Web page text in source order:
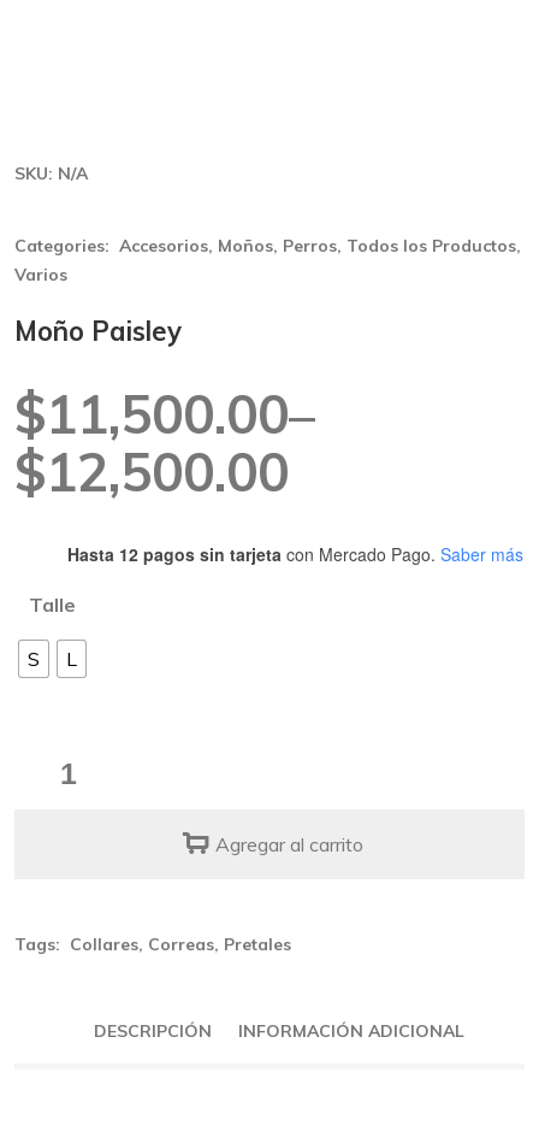
SKU: N/A
Categories: Accesorios, Moños, Perros, Todos los Productos,
Varios
Moño Paisley
$11,500.00–
$12,500.00
Rango
de
desde
$11,500.00
$12,500.00
Hasta 12 pagos sin tarjeta con Mercado Pago. Saber más
Talle
S L
Paisley
Agregar al carrito
Tags: Collares, Correas, Pretales
DESCRIPCIÓN INFORMACIÓN ADICIONAL